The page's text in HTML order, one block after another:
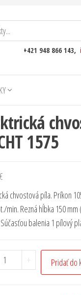
+421 948 866 143,
1575
€
chvostová píla. Príkon
min. Rezná hĺbka 150
balenia 1 pílový
+ Pridať do